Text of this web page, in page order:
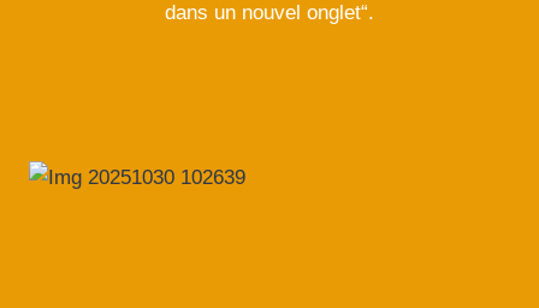
dans un nouvel onglet“.